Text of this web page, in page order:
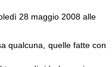
28 maggio 2008 alle
qualcuna, quelle fatte con